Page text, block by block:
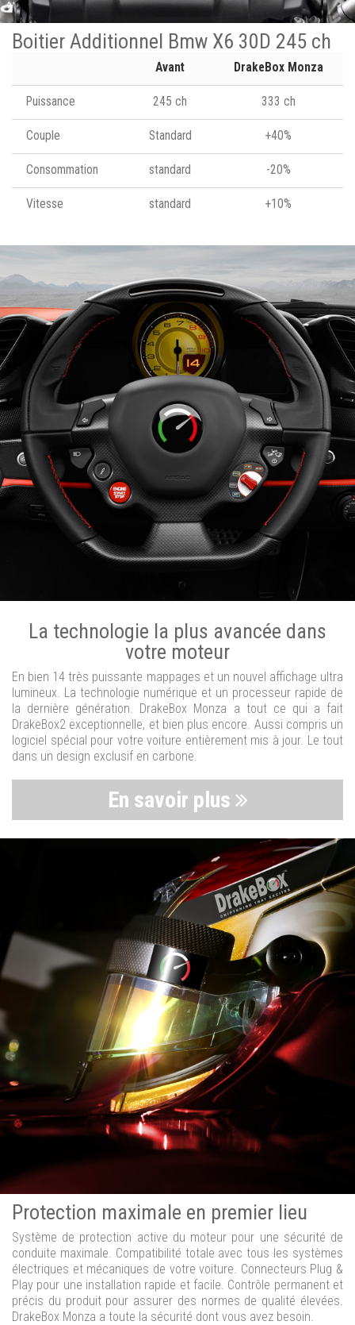
Boitier Additionnel Bmw X6 30D 245 ch
Avant DrakeBox Monza
Puissance 245 ch 333 ch
Couple Standard +40%
Consommation standard -20%
Vitesse standard +10%
La technologie la plus avancée dans
votre moteur
En bien 14 très puissante mappages et un nouvel affichage ultra
lumineux. La technologie numérique et un processeur rapide de
la dernière génération. DrakeBox Monza a tout ce qui a fait
DrakeBox2 exceptionnelle, et bien plus encore. Aussi compris un
logiciel spécial pour votre voiture entièrement mis à jour. Le tout
dans un design exclusif en carbone.
En savoir plus
Protection maximale en premier lieu
Système de protection active du moteur pour une sécurité de
conduite maximale. Compatibilité totale avec tous les systèmes
électriques et mécaniques de votre voiture. Connecteurs Plug &
Play pour une installation rapide et facile. Contrôle permanent et
précis du produit pour assurer des normes de qualité élevées.
DrakeBox Monza a toute la sécurité dont vous avez besoin.